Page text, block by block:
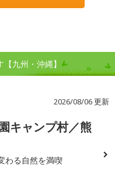
九州・沖縄】
2026/08/06 更新
キャンプ村／熊
わる自然を満喫